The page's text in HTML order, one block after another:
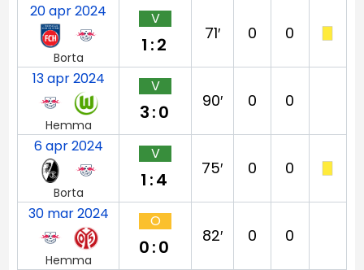
20 apr 2024
Borta
V
1:2
71′ 0 0
13 apr 2024
Hemma
V
3:0
90′ 0 0
6 apr 2024
Borta
V
1:4
75′ 0 0
30 mar 2024
Hemma
O
0:0
82′ 0 0